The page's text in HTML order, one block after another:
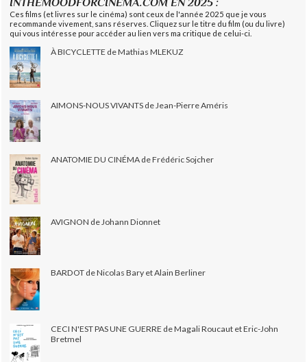
Ces films (et livres sur le cinéma) sont ceux de l'année 2025 que je vous
recommande vivement, sans réserves. Cliquez sur le titre du film (ou du livre)
qui vous intéresse pour accéder au lien vers ma critique de celui-ci.
À BICYCLETTE de Mathias MLEKUZ
AIMONS-NOUS VIVANTS de Jean-Pierre Améris
ANATOMIE DU CINÉMA de Frédéric Sojcher
AVIGNON de Johann Dionnet
BARDOT de Nicolas Bary et Alain Berliner
CECI N'EST PAS UNE GUERRE de Magali Roucaut et Eric-John
Bretmel